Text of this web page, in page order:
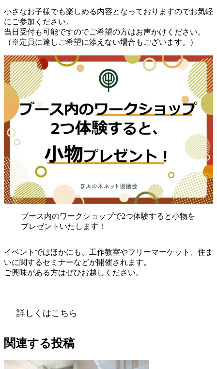
小さなお子様でも楽しめる内容となっておりますのでお気軽
にご参加ください。
当日受付も可能ですのでご希望の方はお声かけください。
（※定員に達しご希望に添えない場合もございます。）
ブース内のワークショップで2つ体験すると小物を
プレゼントいたします！
イベントではほかにも、工作教室やフリーマーケット、住ま
いに関するセミナーなどが開催されます。
ご興味がある方はぜひお越しください。
詳しくはこちら
関連する投稿